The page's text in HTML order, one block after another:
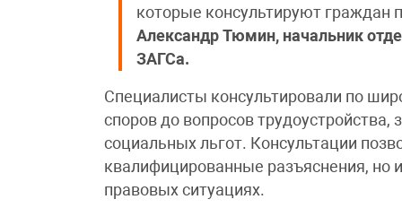
которые консультируют граждан
Александр Тюмин, начальник
ЗАГСа.
Специалисты консультировали по
споров до вопросов
социальных льгот. Консультации
квалифицированные разъяснения, но
правовых ситуациях.